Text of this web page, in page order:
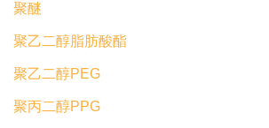
聚醚
聚乙二醇脂肪酸酯
聚乙二醇PEG
聚丙二醇PPG